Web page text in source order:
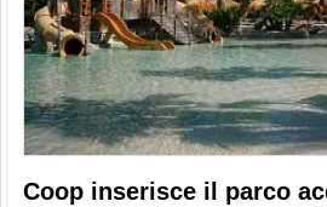
Coop inserisce il parco